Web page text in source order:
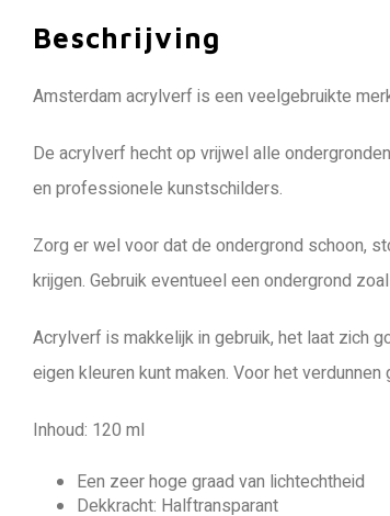
Beschrijving
Amsterdam acrylverf is een veelgebruikte
De acrylverf hecht op vrijwel alle
en professionele kunstschilders.
Zorg er wel voor dat de ondergrond schoon,
krijgen. Gebruik eventueel een ondergrond
Acrylverf is makkelijk in gebruik, het laat zich
eigen kleuren kunt maken. Voor het
Inhoud: 120 ml
Een zeer hoge graad van lichtechtheid
Dekkracht: Halftransparant